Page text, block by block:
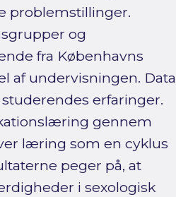
problemstillinger.
og
fra Københavns
af undervisningen. Data
erfaringer.
gennem
læring som en cyklus
peger på, at
i sexologisk